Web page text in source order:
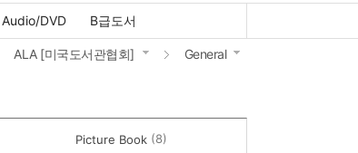
Audio/DVD B급도서
ALA [미국도서관협회] General
Picture Book (8)